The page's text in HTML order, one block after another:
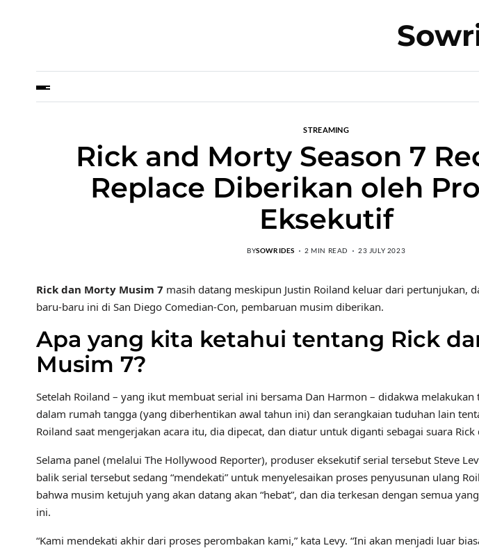
STREAMING
Rick and Morty Season 7
Replace Diberikan oleh
Eksekutif
BYSOWRIDES 2 MIN READ 23 JULY 2023
Rick dan Morty Musim 7 masih datang meskipun Justin Roiland keluar dari pertunjukan,
baru-baru ini di San Diego Comedian-Con, pembaruan musim diberikan.
Apa yang kita ketahui tentang Rick
Musim 7?
Setelah Roiland – yang ikut membuat serial ini bersama Dan Harmon – didakwa melakukan
dalam rumah tangga (yang diberhentikan awal tahun ini) dan serangkaian tuduhan lain
Roiland saat mengerjakan acara itu, dia dipecat, dan diatur untuk diganti sebagai suara Rick
Selama panel (melalui The Hollywood Reporter), produser eksekutif serial tersebut Steve
balik serial tersebut sedang “mendekati” untuk menyelesaikan proses penyusunan ulang
bahwa musim ketujuh yang akan datang akan “hebat”, dan dia terkesan dengan semua
ini.
“Kami mendekati akhir dari proses perombakan kami,” kata Levy. “Ini akan menjadi luar